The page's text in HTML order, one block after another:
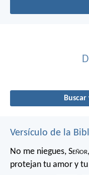
Versículo de la
No me niegues, Señor
protejan tu amor y